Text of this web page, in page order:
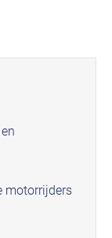
motorrijders